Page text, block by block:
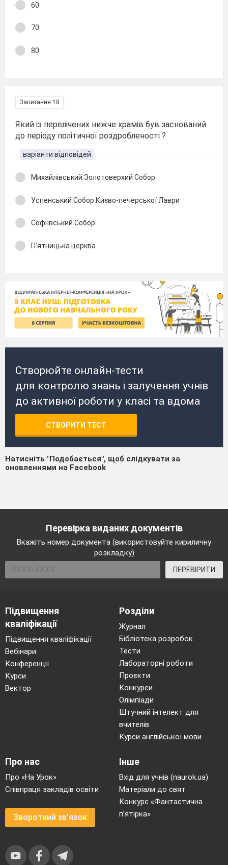
60
70
80
Запитання 18
Який із перелічених нижче храмів був заснований
до періоду політичної роздробленості ?
варіанти відповідей
Михайлівський Золотоверхий Собор
Успенський Собор Києво-печерської Лаври
Софіївський Собор
П'ятницька церква
Створюйте онлайн-тести
для контролю знань і залучення учнів
до активної роботи у класі та вдома
СТВОРИТИ ТЕСТ
Натисніть "Подобається", щоб слідкувати за
оновленнями на Facebook
Перевірка виданих документів
Вкажіть номер документа (використовуйте кириличну
розкладку)
ПЕРЕВІРИТИ
Підвищення
кваліфікації
Підвищення кваліфікації
Вебінари
Конференції
Курси
Вектор
Розділи
Журнал
Бібліотека розробок
Тести
Лабораторні роботи
Проєкти
Конкурси
Олімпіади
Штучний інтелект для
вчителів
Курси англійської мови
Про нас
Про «На Урок»
Співпраця закладів освіти
Зворотний зв'язок
Інше
Вхід для учнів (naurok.ua)
Матеріали до свят
Конкурс «Фантастична
п’ятірка»